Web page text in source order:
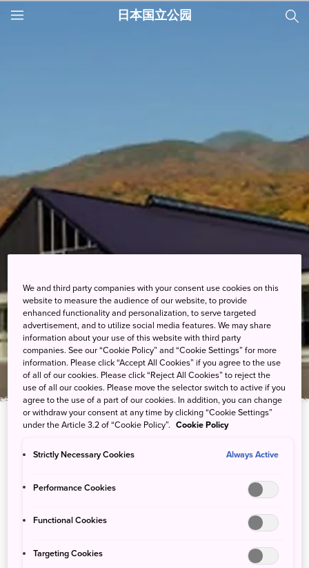
JNTO
日本国立公园
知床国立公园
知床国立公园罗臼游客中心
探索罗臼地区并了解知床国立公园动植物的大
本营
园罗臼地区（即知床半岛东部）的相关信息。从中心出发，您可以
和熊越瀑布的徒步点。游客中心不远处坐落着一座间歇泉，大约每
We and third party companies with your consent use cookies on this
website to measure the audience of our website, to provide
enhanced functionality and personalization, to serve targeted
advertisement, and to utilize social media features. We may share
information about your use of this website with third party
companies. See our “Cookie Policy” and “Cookie Settings” for more
information. Please click “Accept All Cookies” if you agree to the use
of all of our cookies. Please click “Reject All Cookies” to reject the
use of all our cookies. Please move the selector switch to active if you
agree to the use of a part of our cookies. In addition, you can change
or withdraw your consent at any time by clicking “Cookie Settings”
under the Article 3.2 of “Cookie Policy”. Cookie Policy
Strictly Necessary Cookies Always Active
Performance Cookies
Functional Cookies
Targeting Cookies